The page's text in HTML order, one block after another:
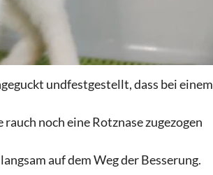
undfestgestellt, dass bei einem
noch eine Rotznase zugezogen
auf dem Weg der Besserung.